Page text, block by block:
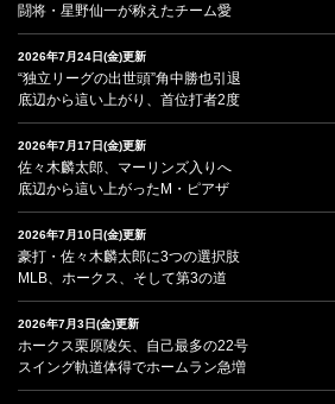
闘将・星野仙一が称えたチーム愛
2026年7月24日(金)更新
“独立リーグの出世頭”角中勝也引退
底辺から這い上がり、首位打者2度
2026年7月17日(金)更新
佐々木麟太郎、マーリンズ入りへ
底辺から這い上がったM・ピアザ
2026年7月10日(金)更新
豪打・佐々木麟太郎に3つの選択肢
MLB、ホークス、そして第3の道
2026年7月3日(金)更新
ホークス栗原陵矢、自己最多の22号
スイング軌道体得でホームラン急増